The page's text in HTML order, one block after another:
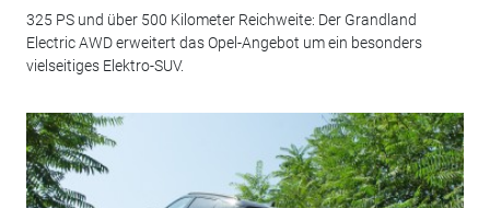
325 PS und über 500 Kilometer Reichweite: Der Grandland
Electric AWD erweitert das Opel-Angebot um ein besonders
vielseitiges Elektro-SUV.